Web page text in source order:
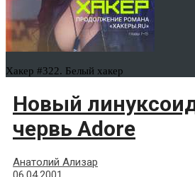
Хакер #322. Белый хакер
Новый
червь Adore
Анатолий Ализар